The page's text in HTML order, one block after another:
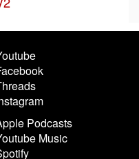
Podcasts
Music